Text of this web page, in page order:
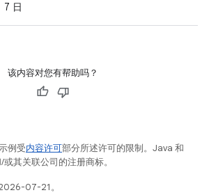
7 日
该内容对您有帮助吗？
例受内容许可部分所述许可的限制。Java 和
其关联公司的注册商标。
07-21。